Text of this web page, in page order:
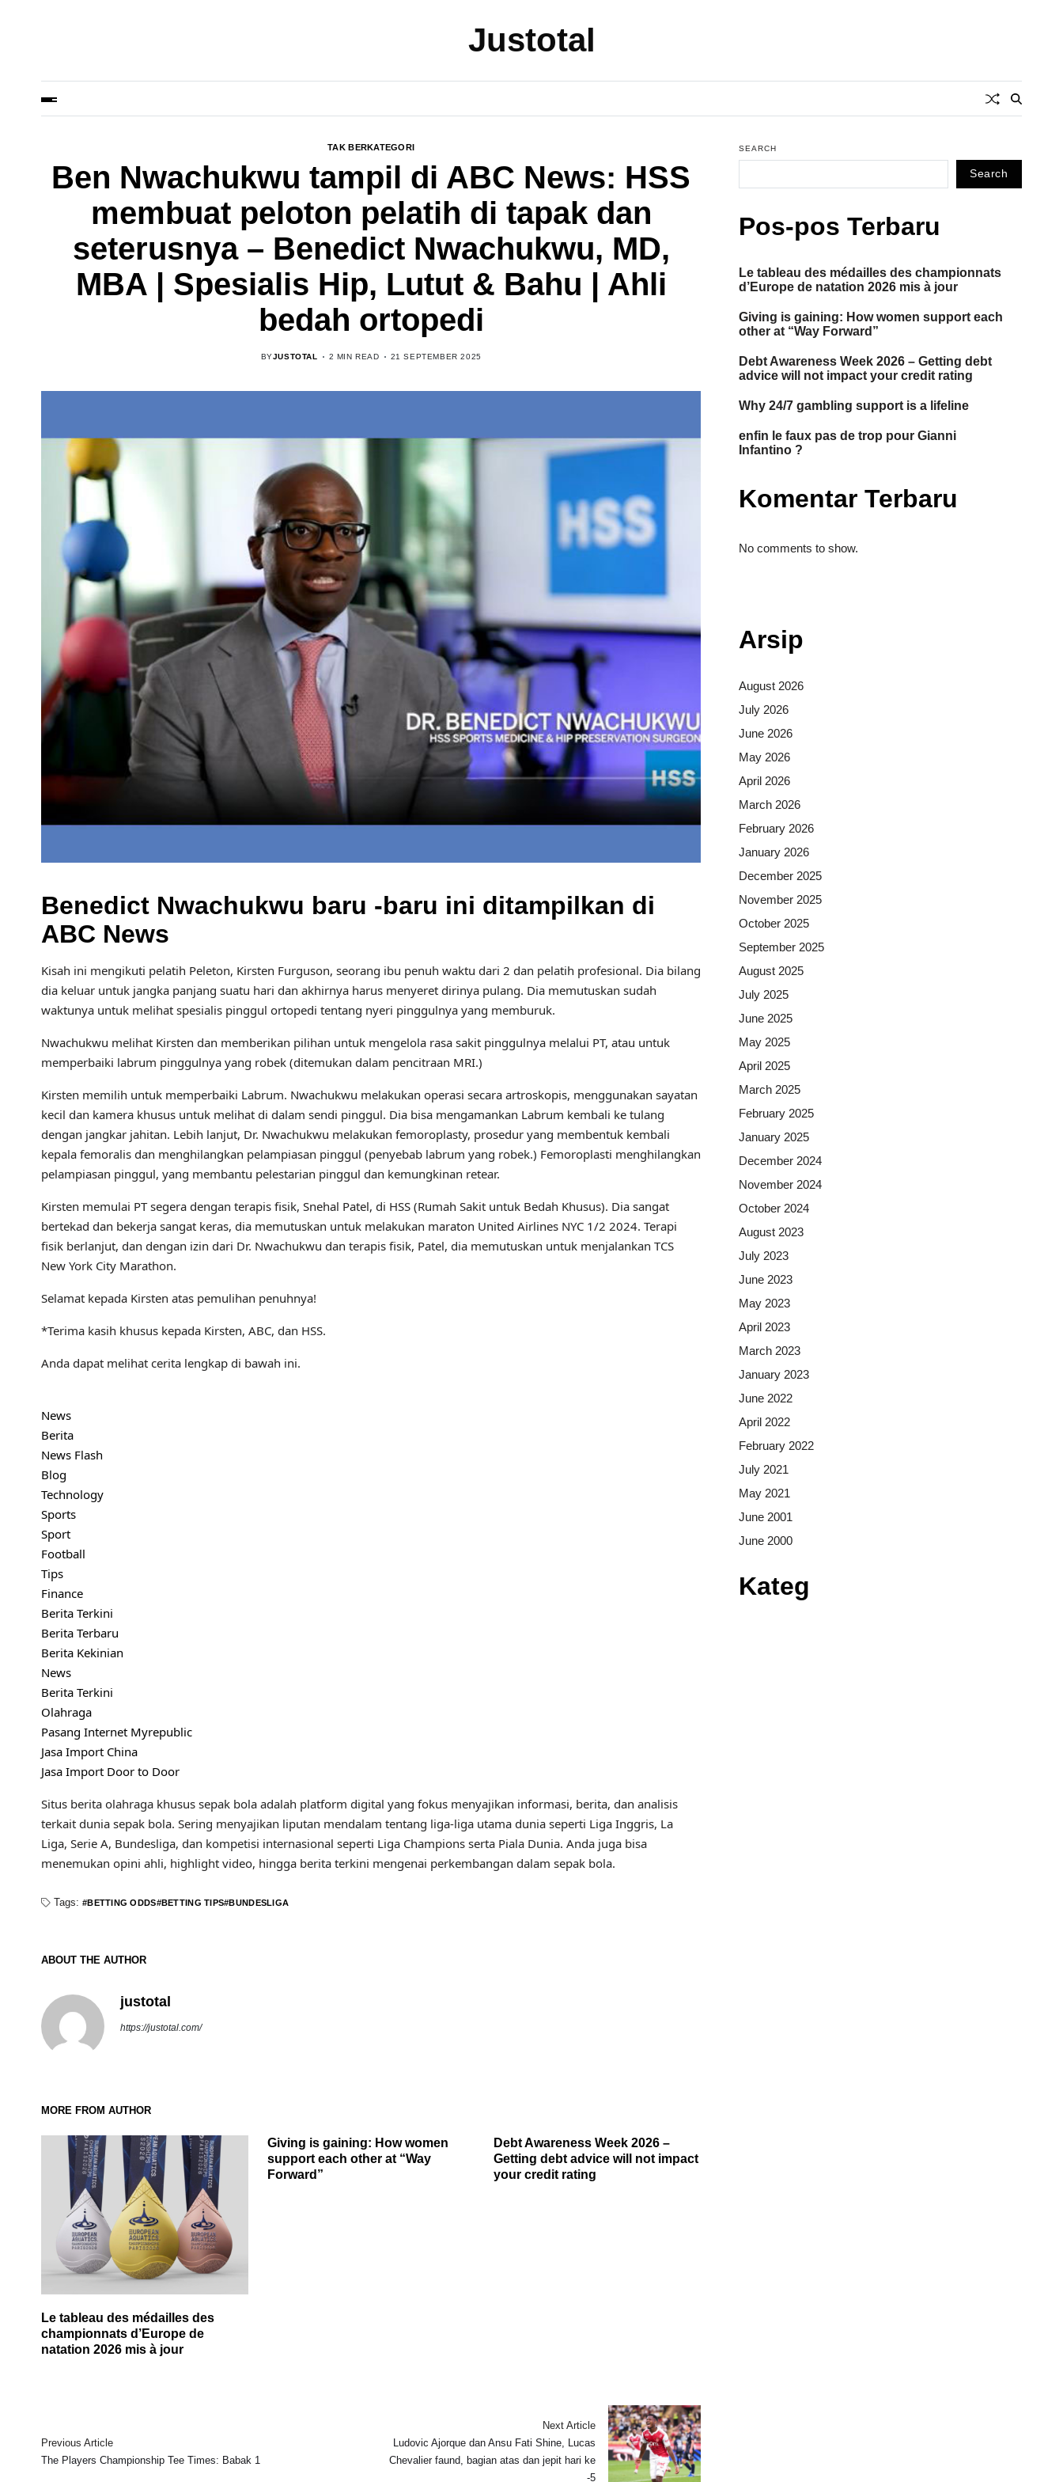
Justotal
TAK BERKATEGORI
Ben Nwachukwu tampil di ABC News: HSS
membuat peloton pelatih di tapak dan
seterusnya – Benedict Nwachukwu, MD,
MBA | Spesialis Hip, Lutut & Bahu | Ahli
bedah ortopedi
BYJUSTOTAL 2 MIN READ 21 SEPTEMBER 2025
Benedict Nwachukwu baru -baru ini ditampilkan di
ABC News
Kisah ini mengikuti pelatih Peleton, Kirsten Furguson, seorang ibu penuh waktu dari 2 dan pelatih profesional. Dia bilang
dia keluar untuk jangka panjang suatu hari dan akhirnya harus menyeret dirinya pulang. Dia memutuskan sudah
waktunya untuk melihat spesialis pinggul ortopedi tentang nyeri pinggulnya yang memburuk.
Nwachukwu melihat Kirsten dan memberikan pilihan untuk mengelola rasa sakit pinggulnya melalui PT, atau untuk
memperbaiki labrum pinggulnya yang robek (ditemukan dalam pencitraan MRI.)
Kirsten memilih untuk memperbaiki Labrum. Nwachukwu melakukan operasi secara artroskopis, menggunakan sayatan
kecil dan kamera khusus untuk melihat di dalam sendi pinggul. Dia bisa mengamankan Labrum kembali ke tulang
dengan jangkar jahitan. Lebih lanjut, Dr. Nwachukwu melakukan femoroplasty, prosedur yang membentuk kembali
kepala femoralis dan menghilangkan pelampiasan pinggul (penyebab labrum yang robek.) Femoroplasti menghilangkan
pelampiasan pinggul, yang membantu pelestarian pinggul dan kemungkinan retear.
Kirsten memulai PT segera dengan terapis fisik, Snehal Patel, di HSS (Rumah Sakit untuk Bedah Khusus). Dia sangat
bertekad dan bekerja sangat keras, dia memutuskan untuk melakukan maraton United Airlines NYC 1/2 2024. Terapi
fisik berlanjut, dan dengan izin dari Dr. Nwachukwu dan terapis fisik, Patel, dia memutuskan untuk menjalankan TCS
New York City Marathon.
Selamat kepada Kirsten atas pemulihan penuhnya!
*Terima kasih khusus kepada Kirsten, ABC, dan HSS.
Anda dapat melihat cerita lengkap di bawah ini.
News
Berita
News Flash
Blog
Technology
Sports
Sport
Football
Tips
Finance
Berita Terkini
Berita Terbaru
Berita Kekinian
News
Berita Terkini
Olahraga
Pasang Internet Myrepublic
Jasa Import China
Jasa Import Door to Door
Situs berita olahraga khusus sepak bola adalah platform digital yang fokus menyajikan informasi, berita, dan analisis
terkait dunia sepak bola. Sering menyajikan liputan mendalam tentang liga-liga utama dunia seperti Liga Inggris, La
Liga, Serie A, Bundesliga, dan kompetisi internasional seperti Liga Champions serta Piala Dunia. Anda juga bisa
menemukan opini ahli, highlight video, hingga berita terkini mengenai perkembangan dalam sepak bola.
Tags: BETTING ODDS BETTING TIPS BUNDESLIGA
ABOUT THE AUTHOR
justotal
https://justotal.com/
MORE FROM AUTHOR
Le tableau des médailles des
championnats d’Europe de
natation 2026 mis à jour
Giving is gaining: How women
support each other at “Way
Forward”
Debt Awareness Week 2026 –
Getting debt advice will not impact
your credit rating
Previous Article
The Players Championship Tee Times: Babak 1
Next Article
Ludovic Ajorque dan Ansu Fati Shine, Lucas
Chevalier faund, bagian atas dan jepit hari ke
-5
SEARCH
Search
Pos-pos Terbaru
Le tableau des médailles des championnats
d’Europe de natation 2026 mis à jour
Giving is gaining: How women support each
other at “Way Forward”
Debt Awareness Week 2026 – Getting debt
advice will not impact your credit rating
Why 24/7 gambling support is a lifeline
enfin le faux pas de trop pour Gianni
Infantino ?
Komentar Terbaru
No comments to show.
Arsip
August 2026
July 2026
June 2026
May 2026
April 2026
March 2026
February 2026
January 2026
December 2025
November 2025
October 2025
September 2025
August 2025
July 2025
June 2025
May 2025
April 2025
March 2025
February 2025
January 2025
December 2024
November 2024
October 2024
August 2023
July 2023
June 2023
May 2023
April 2023
March 2023
January 2023
June 2022
April 2022
February 2022
July 2021
May 2021
June 2001
June 2000
Kateg